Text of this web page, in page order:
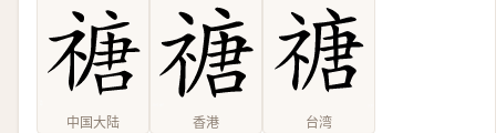
中国大陆 香港 台湾